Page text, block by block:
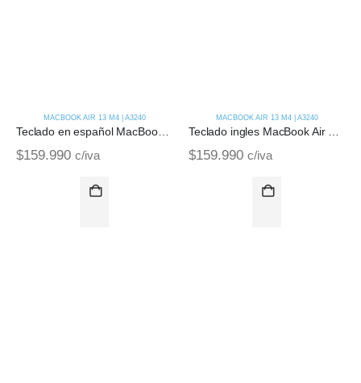
MACBOOK AIR 13 M4 | A3240
Teclado en español MacBook Air M4 13 | A3240
$159.990 c/iva
MACBOOK AIR 13 M4 | A3240
$159.990 c/iva